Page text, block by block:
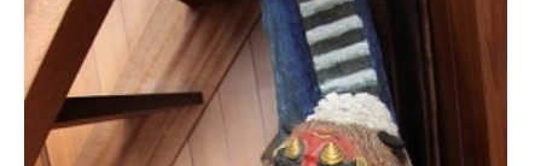
くらしの便利情報 子育て便利帳